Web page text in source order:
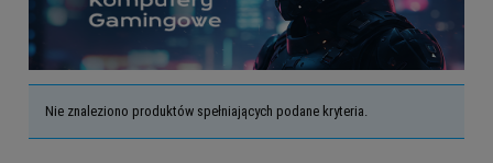
Nie znaleziono produktów spełniających podane kryteria.